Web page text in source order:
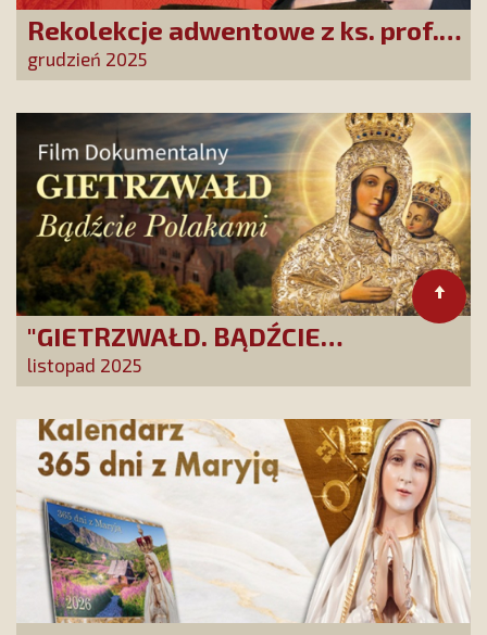
Rekolekcje adwentowe z ks. prof.
Robertem Skrzypczakiem na
PCh24TV!
grudzień 2025
"GIETRZWAŁD. BĄDŹCIE
POLAKAMI". Wesprzyj produkcję
nowego filmu PCh24 TV
listopad 2025